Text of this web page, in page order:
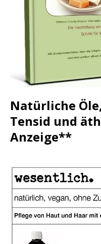
Natürliche
Tensid und
Anzeige**